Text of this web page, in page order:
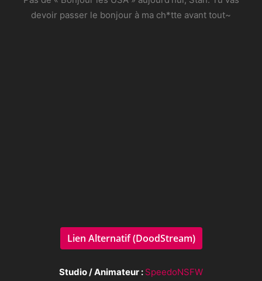
devoir passer le bonjour à ma ch*tte avant tout~
Lien Alternatif (DoodStream)
Studio / Animateur : SpeedoNSFW